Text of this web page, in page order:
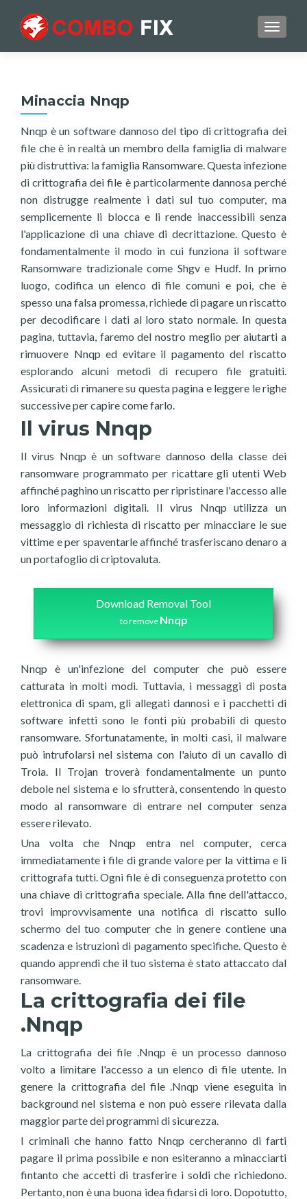
Minaccia Nnqp
Nnqp è un software dannoso del tipo di crittografia dei
file che è in realtà un membro della famiglia di malware
più distruttiva: la famiglia Ransomware. Questa infezione
di crittografia dei file è particolarmente dannosa perché
non distrugge realmente i dati sul tuo computer, ma
semplicemente li blocca e li rende inaccessibili senza
l'applicazione di una chiave di decrittazione. Questo è
fondamentalmente il modo in cui funziona il software
Ransomware tradizionale come Shgv e Hudf. In primo
luogo, codifica un elenco di file comuni e poi, che è
spesso una falsa promessa, richiede di pagare un riscatto
per decodificare i dati al loro stato normale. In questa
pagina, tuttavia, faremo del nostro meglio per aiutarti a
rimuovere Nnqp ed evitare il pagamento del riscatto
esplorando alcuni metodi di recupero file gratuiti.
Assicurati di rimanere su questa pagina e leggere le righe
successive per capire come farlo.
Il virus Nnqp
Il virus Nnqp è un software dannoso della classe dei
ransomware programmato per ricattare gli utenti Web
affinché paghino un riscatto per ripristinare l'accesso alle
loro informazioni digitali. Il virus Nnqp utilizza un
messaggio di richiesta di riscatto per minacciare le sue
vittime e per spaventarle affinché trasferiscano denaro a
un portafoglio di criptovaluta.
Download Removal Tool
to remove Nnqp
Nnqp è un'infezione del computer che può essere
catturata in molti modi. Tuttavia, i messaggi di posta
elettronica di spam, gli allegati dannosi e i pacchetti di
software infetti sono le fonti più probabili di questo
ransomware. Sfortunatamente, in molti casi, il malware
può intrufolarsi nel sistema con l'aiuto di un cavallo di
Troia. Il Trojan troverà fondamentalmente un punto
debole nel sistema e lo sfrutterà, consentendo in questo
modo al ransomware di entrare nel computer senza
essere rilevato.
Una volta che Nnqp entra nel computer, cerca
immediatamente i file di grande valore per la vittima e li
crittografa tutti. Ogni file è di conseguenza protetto con
una chiave di crittografia speciale. Alla fine dell'attacco,
trovi improvvisamente una notifica di riscatto sullo
schermo del tuo computer che in genere contiene una
scadenza e istruzioni di pagamento specifiche. Questo è
quando apprendi che il tuo sistema è stato attaccato dal
ransomware.
La crittografia dei file
.Nnqp
La crittografia dei file .Nnqp è un processo dannoso
volto a limitare l'accesso a un elenco di file utente. In
genere la crittografia del file .Nnqp viene eseguita in
background nel sistema e non può essere rilevata dalla
maggior parte dei programmi di sicurezza.
I criminali che hanno fatto Nnqp cercheranno di farti
pagare il prima possibile e non esiteranno a minacciarti
fintanto che accetti di trasferire i soldi che richiedono.
Pertanto, non è una buona idea fidarsi di loro. Dopotutto,